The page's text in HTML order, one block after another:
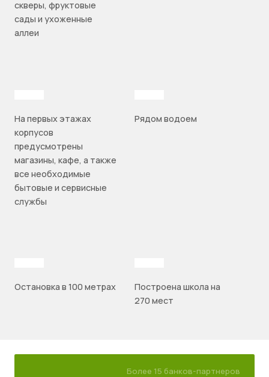
скверы, фруктовые
сады и ухоженные
аллеи
На первых этажах
корпусов
предусмотрены
магазины, кафе, а также
все необходимые
бытовые и сервисные
службы
Рядом водоем
Остановка в 100 метрах
Построена школа на
270 мест
Более 15 банков-партнеров